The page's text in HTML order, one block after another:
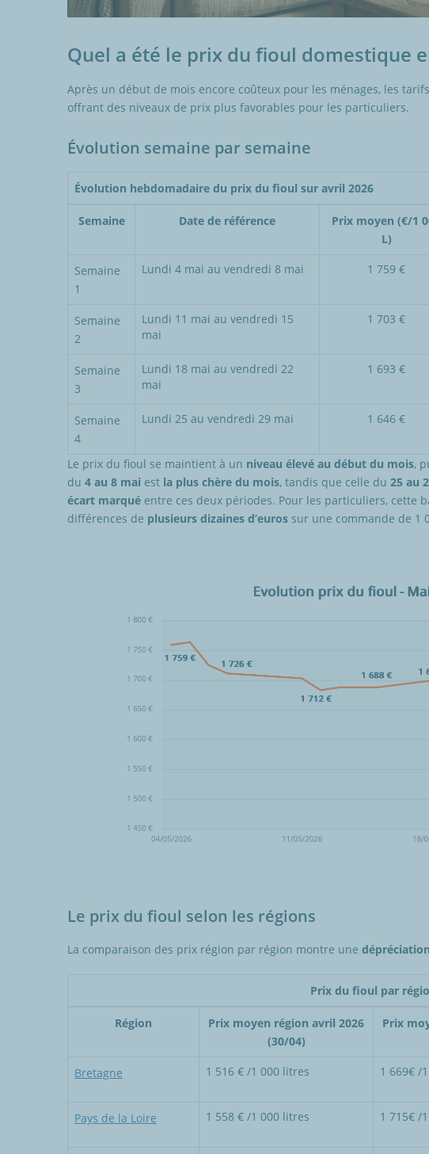
Quel a été le prix du fioul domestique
Après un début de mois encore coûteux pour les ménages, les
offrant des niveaux de prix plus favorables pour les particuliers.
Évolution semaine par semaine
Évolution hebdomadaire du prix du fioul sur avril 2026
Semaine Date de référence
Prix moyen (€/1
L)
Semaine
1
Lundi 4 mai au vendredi 8 mai 1 759 €
Semaine
2
Lundi 11 mai au vendredi 15
mai
1 703 €
Semaine
3
Lundi 18 mai au vendredi 22
mai
1 693 €
Semaine
4
Lundi 25 au vendredi 29 mai 1 646 €
Le prix du fioul se maintient à un niveau élevé au début du mois,
du 4 au 8 mai est la plus chère du mois, tandis que celle du 25 au
écart marqué entre ces deux périodes. Pour les particuliers, cette
différences de plusieurs dizaines d’euros sur une commande de 1
Le prix du fioul selon les régions
La comparaison des prix région par région montre une
Prix du fioul par
Région
Prix moyen région avril 2026
(30/04)
Prix
Bretagne 1 516 € /1 000 litres 1 669€ /
Pays de la Loire 1 558 € /1 000 litres 1 715€ /